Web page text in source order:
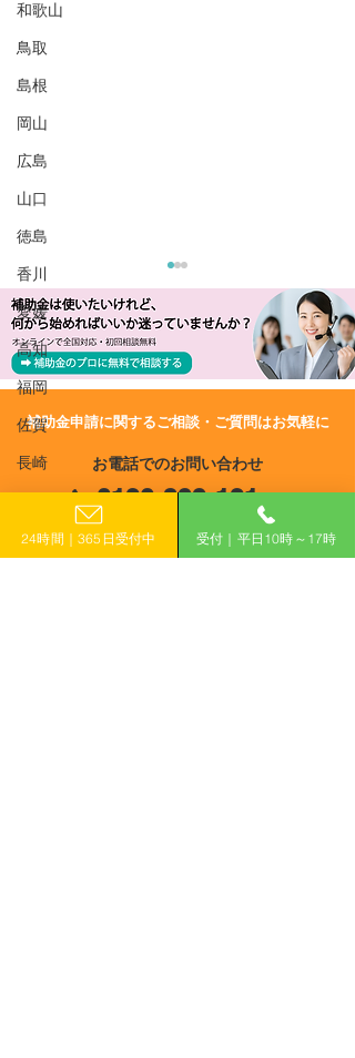
和歌山
鳥取
島根
岡山
広島
山口
徳島
香川
愛媛
高知
福岡
佐賀
長崎
大分
空機産業設備投資事業費
補助金
​補助金申請に関するご相談・ご質問はお気軽に
お電話でのお問い合わせ
0120-399-121
（平日10:00−17:00）
24時間｜365日受付中 受付｜平日10時～17時